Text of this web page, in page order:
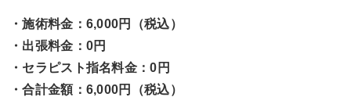
・施術料金：6,000円（税込）
・出張料金：0円
・セラピスト指名料金：0円
・合計金額：6,000円（税込）